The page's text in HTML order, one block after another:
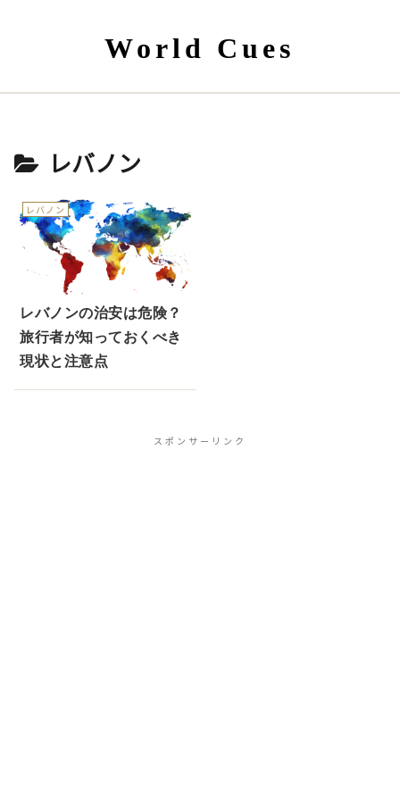
World Cues
レバノン
レバノン
レバノンの治安は危険？
旅行者が知っておくべき
現状と注意点
スポンサーリンク